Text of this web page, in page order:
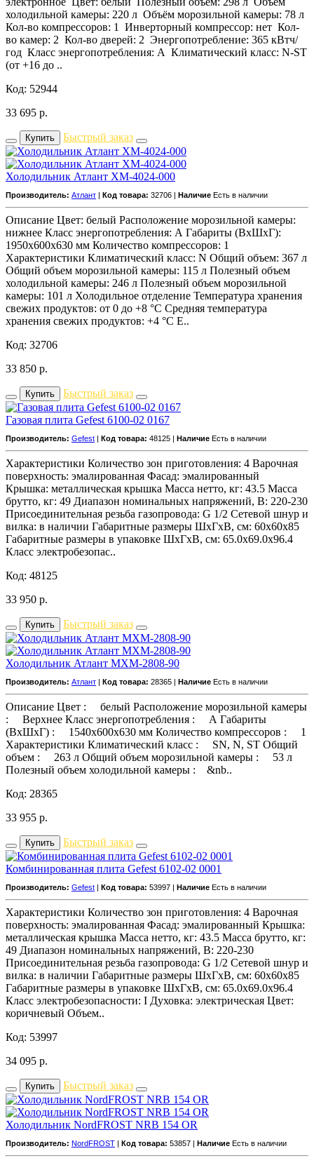
холодильной камеры: 220 л Объём морозильной камеры: 78 л
Кол-во компрессоров: 1 Инверторный компрессор: нет Кол-
во камер: 2 Кол-во дверей: 2 Энергопотребление: 365 кВтч/
год Класс энeргопотребления: A Климатический класс: N-ST
(от +16 до ..
Код: 52944
33 695 р.
Купить Быстрый заказ
Холодильник Атлант ХМ-4024-000
Производитель: Атлант | Код товара: 32706 | Наличие Есть в наличии
Описание Цвет: белый Расположение морозильной камеры:
нижнее Класс энергопотребления: А Габариты (ВхШхГ):
1950x600x630 мм Количество компрессоров: 1
Характеристики Климатический класс: N Общий объем: 367 л
Общий объем морозильной камеры: 115 л Полезный объем
холодильной камеры: 246 л Полезный объем морозильной
камеры: 101 л Холодильное отделение Температура хранения
свежих продуктов: от 0 до +8 °C Средняя температура
хранения свежих продуктов: +4 °C Е..
Код: 32706
33 850 р.
Купить Быстрый заказ
Газовая плита Gefest 6100-02 0167
Производитель: Gefest | Код товара: 48125 | Наличие Есть в наличии
Характеристики Количество зон приготовления: 4 Варочная
поверхность: эмалированная Фасад: эмалированный
Крышка: металлическая крышка Масса нетто, кг: 43.5 Масса
брутто, кг: 49 Диапазон номинальных напряжений, В: 220-230
Присоединительная резьба газопровода: G 1/2 Сетевой шнур и
вилка: в наличии Габаритные размеры ШхГхВ, см: 60x60x85
Габаритные размеры в упаковке ШхГхВ, см: 65.0x69.0x96.4
Класс электробезопас..
Код: 48125
33 950 р.
Купить Быстрый заказ
Холодильник Атлант МХМ-2808-90
Производитель: Атлант | Код товара: 28365 | Наличие Есть в наличии
Описание Цвет : белый Расположение морозильной камеры
: Верхнее Класс энергопотребления : А Габариты
(ВхШхГ) : 1540x600x630 мм Количество компрессоров : 1
Характеристики Климатический класс : SN, N, ST Общий
объем : 263 л Общий объем морозильной камеры : 53 л
Полезный объем холодильной камеры : &nb..
Код: 28365
33 955 р.
Купить Быстрый заказ
Комбинированная плита Gefest 6102-02 0001
Производитель: Gefest | Код товара: 53997 | Наличие Есть в наличии
Характеристики Количество зон приготовления: 4 Варочная
поверхность: эмалированная Фасад: эмалированный Крышка:
металлическая крышка Масса нетто, кг: 43.5 Масса брутто, кг:
49 Диапазон номинальных напряжений, В: 220-230
Присоединительная резьба газопровода: G 1/2 Сетевой шнур и
вилка: в наличии Габаритные размеры ШхГхВ, см: 60x60x85
Габаритные размеры в упаковке ШхГхВ, см: 65.0x69.0x96.4
Класс электробезопасности: I Духовка: электрическая Цвет:
коричневый Объем..
Код: 53997
34 095 р.
Купить Быстрый заказ
Холодильник NordFROST NRB 154 OR
Производитель: NordFROST | Код товара: 53857 | Наличие Есть в наличии